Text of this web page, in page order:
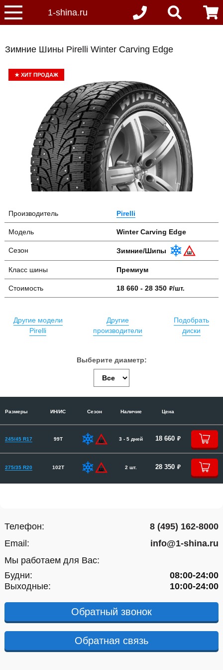
Зимние Шины Pirelli Winter Carving Edge
★ХИТ ПРОДАЖ
Производитель Pirelli
Модель Winter Carving Edge
Сезон Зимние/Шипы
Класс шины Премиум
Стоимость 18 660 - 28 350 руб./шт.
Другие модели
Pirelli
Другие
производители
Подобрать
диски
Размеры ИН/ИС Сезон Наличие Цена
245/45 R17 99T 3 - 5 дней 18 660 руб.
275/35 R20 102T 2 шт. 28 350 руб.
Телефон:
8 (495) 162-8000
Email:
info@1-shina.ru
Мы работаем для Вас:
Будни:
08:00-24:00
Выходные:
10:00-24:00
Обратный звонок
Обратная связь